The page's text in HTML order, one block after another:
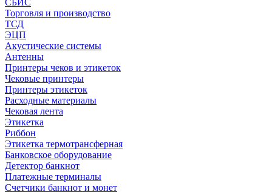
СБИС
Торговля и производство
ТСД
ЭЦП
Акустические системы
Антенны
Принтеры чеков и этикеток
Чековые принтеры
Принтеры этикеток
Расходные материалы
Чековая лента
Этикетка
Риббон
Этикетка термотрансферная
Банковское оборудование
Детектор банкнот
Платежные терминалы
Счетчики банкнот и монет